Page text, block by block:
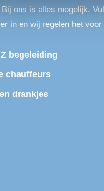
ons is alles mogelijk.
in en wij regelen het voor
begeleiding
chauffeurs
drankjes